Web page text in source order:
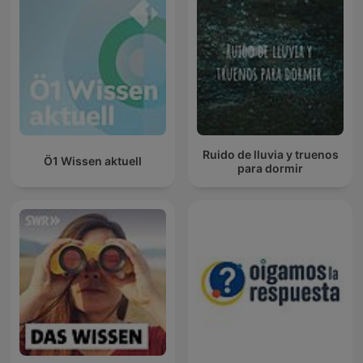
Ö1 Wissen aktuell
Ruido de lluvia y truenos
para dormir